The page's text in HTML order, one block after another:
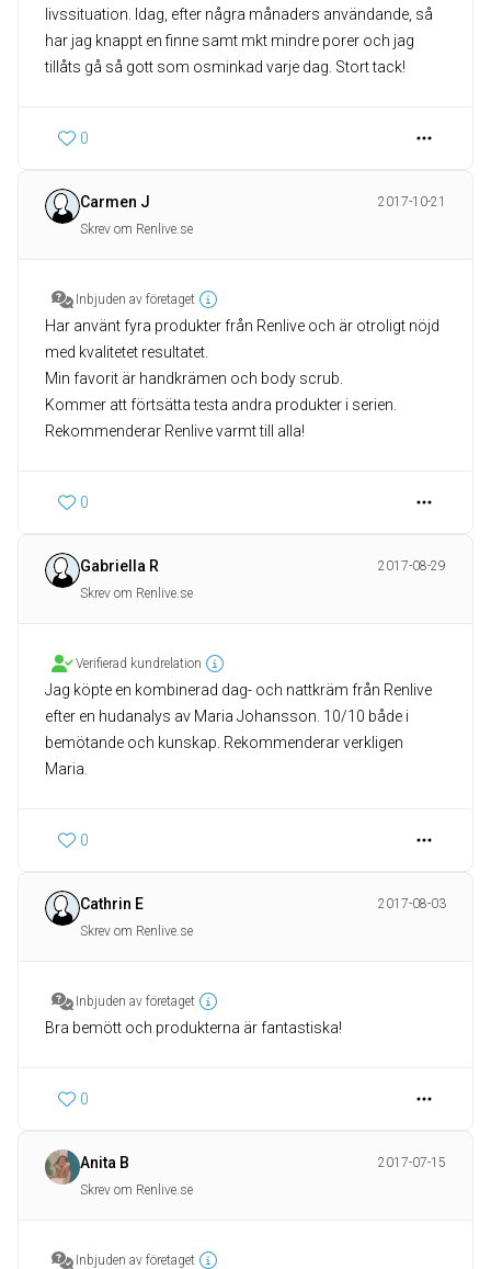
livssituation. Idag, efter några månaders användande, så
har jag knappt en finne samt mkt mindre porer och jag
tillåts gå så gott som osminkad varje dag. Stort tack!
0
Carmen J
2017-10-21
Skrev om Renlive.se
Inbjuden av företaget
Har använt fyra produkter från Renlive och är otroligt nöjd
med kvalitetet resultatet.
Min favorit är handkrämen och body scrub.
Kommer att förtsätta testa andra produkter i serien.
Rekommenderar Renlive varmt till alla!
0
Gabriella R
2017-08-29
Skrev om Renlive.se
Verifierad kundrelation
Jag köpte en kombinerad dag- och nattkräm från Renlive
efter en hudanalys av Maria Johansson. 10/10 både i
bemötande och kunskap. Rekommenderar verkligen
Maria.
0
Cathrin E
2017-08-03
Skrev om Renlive.se
Inbjuden av företaget
Bra bemött och produkterna är fantastiska!
0
Anita B
2017-07-15
Skrev om Renlive.se
Inbjuden av företaget